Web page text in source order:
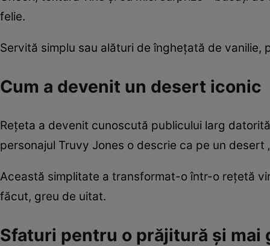
felie.
Servită simplu sau alături de înghețată de
Cum a devenit un desert iconic
Rețeta a devenit cunoscută publicului larg
personajul Truvy Jones o descrie ca pe un desert
Această simplitate a transformat-o într-o rețetă
făcut, greu de uitat.
Sfaturi pentru o prăjitură și mai